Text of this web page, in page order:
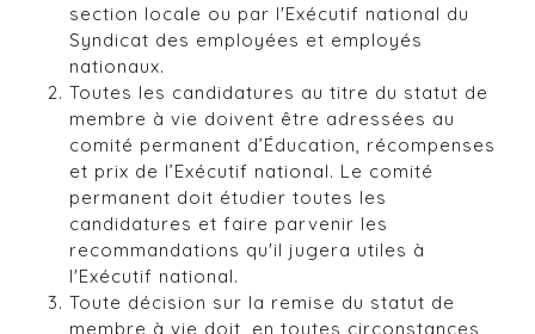
section locale ou par l'Exécutif national du
Syndicat des employées et employés
nationaux.
Toutes les candidatures au titre du statut de
membre à vie doivent être adressées au
comité permanent d’Éducation, récompenses
et prix de l’Exécutif national. Le comité
permanent doit étudier toutes les
candidatures et faire parvenir les
recommandations qu'il jugera utiles à
l'Exécutif national.
Toute décision sur la remise du statut de
membre à vie doit, en toutes circonstances,